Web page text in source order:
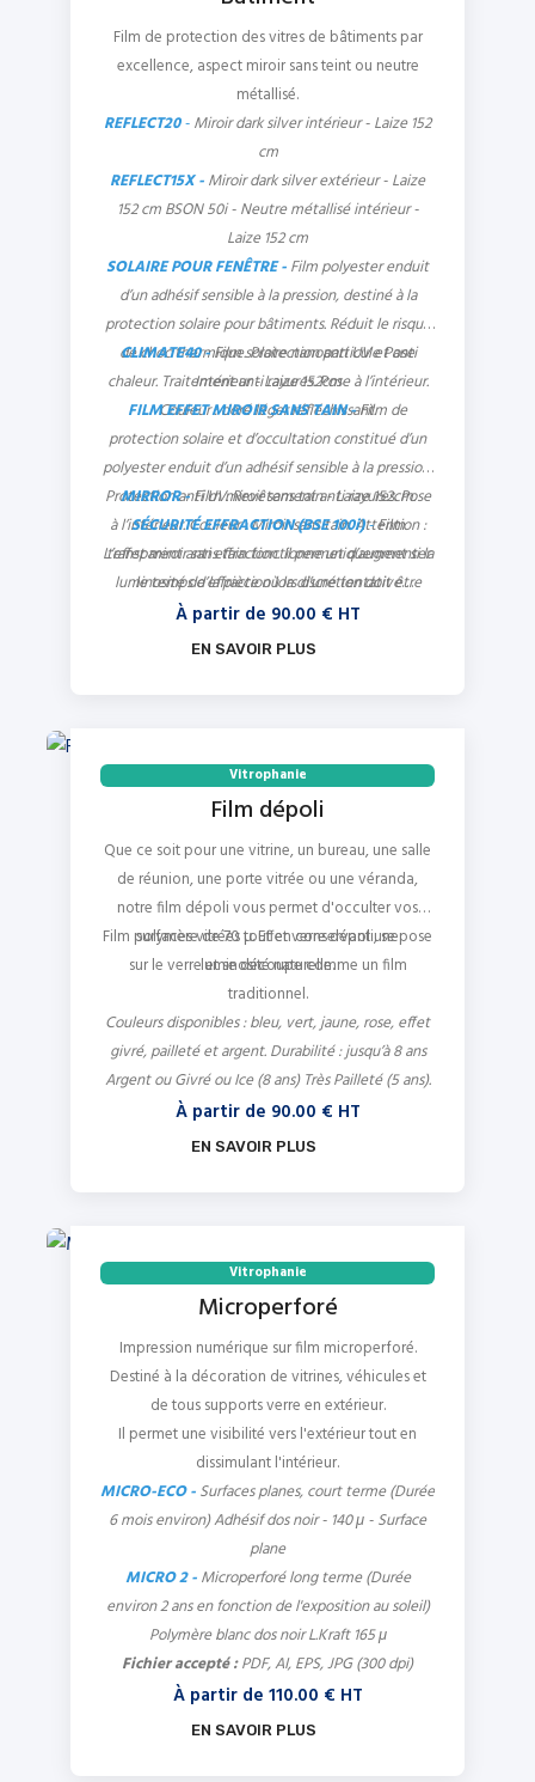
Film de protection des vitres de bâtiments par
excellence, aspect miroir sans teint ou neutre
métallisé.
REFLECT20-Miroir dark silver intérieur - Laize 152
cm
REFLECT15X -Miroir dark silver extérieur - Laize
152 cm BSON 50i - Neutre métallisé intérieur -
Laize 152 cm
SOLAIRE POUR FENÊTRE -Film polyester enduit
d’un adhésif sensible à la pression, destiné à la
protection solaire pour bâtiments. Réduit le risque
de choc thermique. Protection anti UV et anti
chaleur. Traitement anti rayures. Pose à l’intérieur.
Couleur : doré léger réfléchissant.
CLIMATE40 -Film solaire nanoparticule Pose
Intérieur - Laize 152cm
FILM EFFET MIROIR SANS TAIN -Film de
protection solaire et d’occultation constitué d’un
polyester enduit d’un adhésif sensible à la pression.
Protection anti UV. Revêtement anti rayures. Pose
à l’intérieur. Couleur : Miroir sans tain. Attention :
L’effet miroir sans tain fonctionne uniquement si la
luminosité de la pièce où la discrétion doit être
assurée est inférieure à celle venant de l’autre
côté.
MIRROR -Film miroir sans tain - Laize 152cm.
SÉCURITÉ EFFRACTION (BSE 100i)-Film
transparent anti effraction. Il permet d’augmenter
le temps d’effraction lors d’une tentative
d’intrusion
À partir de 90.00 € HT
EN SAVOIR PLUS
Vitrophanie
Film dépoli
Que ce soit pour une vitrine, un bureau, une salle
de réunion, une porte vitrée ou une véranda,
notre film dépoli vous permet d'occulter vos
surfaces vitrées tout en conservant une
luminosité naturelle.
Film polymère de 70 μ. Effet verre dépoli, se pose
sur le verre et se découpe comme un film
traditionnel.
Couleurs disponibles : bleu, vert, jaune, rose, effet
givré, pailleté et argent. Durabilité : jusqu’à 8 ans
Argent ou Givré ou Ice (8 ans) Très Pailleté (5 ans).
À partir de 90.00 € HT
EN SAVOIR PLUS
Vitrophanie
Microperforé
Impression numérique sur film microperforé.
Destiné à la décoration de vitrines, véhicules et
de tous supports verre en extérieur.
Il permet une visibilité vers l'extérieur tout en
dissimulant l'intérieur.
MICRO-ECO -Surfaces planes, court terme (Durée
6 mois environ) Adhésif dos noir - 140 μ - Surface
plane
MICRO 2 -Microperforé long terme (Durée
environ 2 ans en fonction de l'exposition au soleil)
Polymère blanc dos noir L.Kraft 165 μ
Fichier accepté :PDF, AI, EPS, JPG (300 dpi)
À partir de 110.00 € HT
EN SAVOIR PLUS